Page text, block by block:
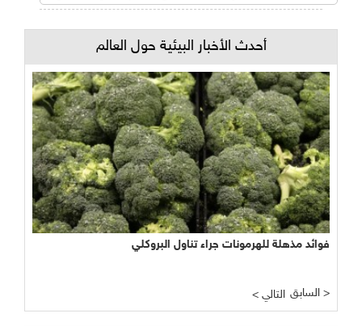
أحدث الأخبار البيئية حول العالم
فوائد مذهلة للهرمونات جراء تناول البروكلي
< التالي السابق >